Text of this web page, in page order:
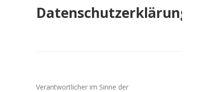
Datenschutzerklärung
Verantwortlicher im Sinne der